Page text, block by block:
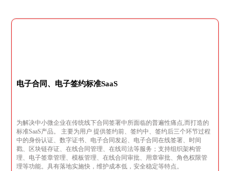
电子合同、电子签约标准SaaS
为解决中小微企业在传统线下合同签署中所面临的普遍性痛点,而打造的
标准SaaS产品。 主要为用户 提供签约前、签约中、签约后三个环节过程
中的身份认证、数字证书、电子合同发起、电子合同在线签署、时间
戳、区块链存证、在线合同管理、在线司法等服务；支持组织架构管
理、电子签章管理、模板管理、在线合同审批、用章审批、角色权限管
理等功能。具有落地实施快，维护成本低，安全稳定等特点。